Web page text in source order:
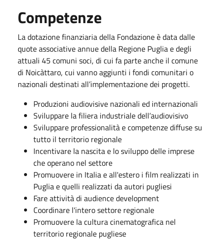
Competenze
La dotazione finanziaria della Fondazione è data dalle
quote associative annue della Regione Puglia e degli
attuali 45 comuni soci, di cui fa parte anche il comune
di Noicàttaro, cui vanno aggiunti i fondi comunitari o
nazionali destinati all’implementazione dei progetti.
Produzioni audiovisive nazionali ed internazionali
Sviluppare la filiera industriale dell’audiovisivo
Sviluppare professionalità e competenze diffuse su
tutto il territorio regionale
Incentivare la nascita e lo sviluppo delle imprese
che operano nel settore
Promuovere in Italia e all'estero i film realizzati in
Puglia e quelli realizzati da autori pugliesi
Fare attività di audience development
Coordinare l'intero settore regionale
Promuovere la cultura cinematografica nel
territorio regionale pugliese